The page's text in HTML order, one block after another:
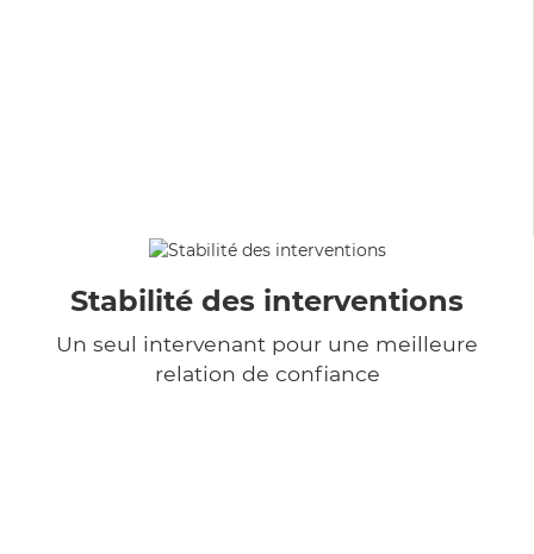
Stabilité des interventions
Un seul intervenant pour une meilleure
relation de confiance